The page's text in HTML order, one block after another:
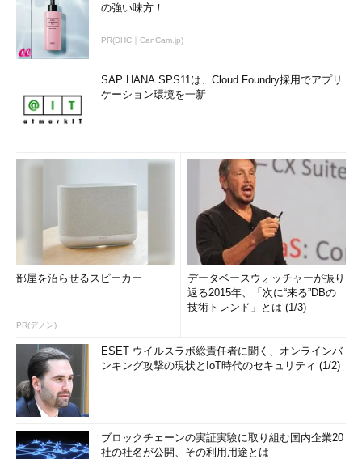
の強い味方！
PR(DHC｜CanCam.jp)
SAP HANA SPS11は、Cloud Foundry採用でアプリ
ケーション環境を一新
部屋を沼らせるスピーカー
PR(デノン)
データベースウォッチャーが振り
返る2015年、「次に“来る”DBの
技術トレンド」とは (1/3)
ESET ウイルスラボ総責任者に聞く、オンラインバ
ンキング攻撃の現状とIoT時代のセキュリティ (1/2)
ブロックチェーンの実証実験に取り組む国内企業20
社の社名が公開、その利用用途とは